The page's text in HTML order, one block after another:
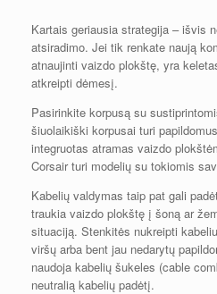
Kartais geriausia strategija – išvis
atsiradimo. Jei tik renkate naują
atnaujinti vaizdo plokštę, yra
atkreipti dėmesį.
Pasirinkite korpusą su
šiuolaikiški korpusai turi
integruotas atramas vaizdo
Corsair turi modelių su tokiomis
Kabelių valdymas taip pat gali
traukia vaizdo plokštę į šoną ar
situaciją. Stenkitės nukreipti
viršų arba bent jau nedarytų
naudoja kabelių šukeles (cable
neutralią kabelių padėtį.